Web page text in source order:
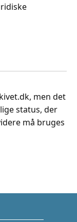
men det
status, der
må bruges